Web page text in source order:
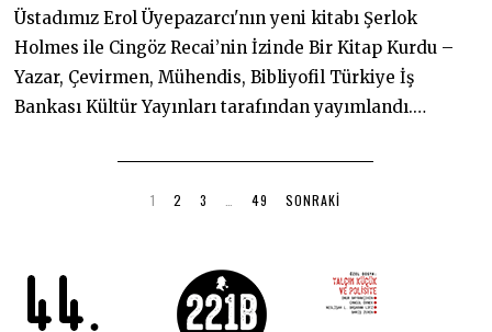
2
0
2
6
Üstadımız Erol Üyepazarcı'nın yeni kitabı Şerlok
Holmes ile Cingöz Recai’nin İzinde Bir Kitap Kurdu –
Yazar, Çevirmen, Mühendis, Bibliyofil Türkiye İş
Bankası Kültür Yayınları tarafından yayımlandı.…
1 2 3 49 SONRAKI